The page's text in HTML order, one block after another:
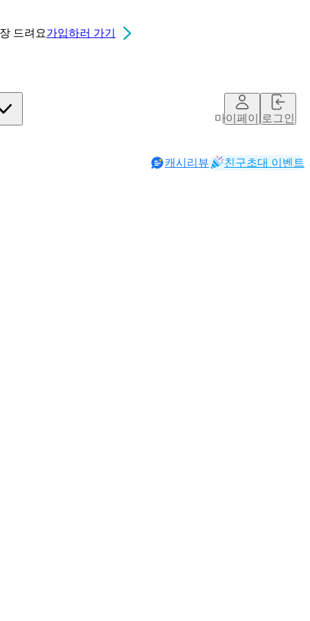
드려요가입하러 가기
마이페이지로그인
캐시리뷰 친구초대 이벤트